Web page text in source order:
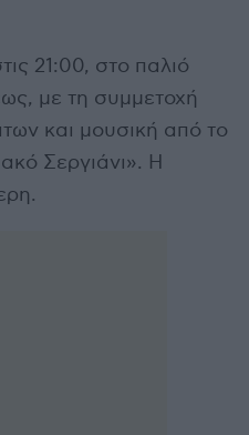
21:00, στο παλιό
με τη συμμετοχή
και μουσική από το
Σεργιάνι». Η